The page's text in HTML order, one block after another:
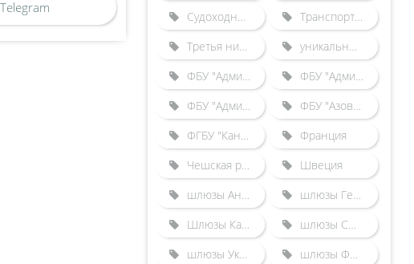
Судоходные каналы
Транспортные происшествия
Третья нитка Городецкого шлюза
уникальные гидротехнические сооружения
ФБУ "Администрация "Волго-Балт"
ФБУ "Администрация "Волго-Дон"
ФБУ "Администрация "Камводпуть"
ФБУ "Азово-Донская бассейновая администрация"
ФГБУ "Канал имени Москвы"
Франция
Чешская республика
Швеция
шлюзы Англии
шлюзы Германии
Шлюзы Казахстана
шлюзы США
шлюзы Украины
шлюзы Франции